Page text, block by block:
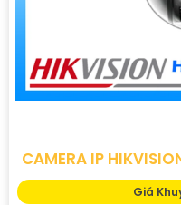
CAMERA IP
Giá